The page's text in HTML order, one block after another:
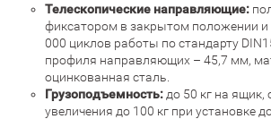
Телескопические направляющие:
фиксатором в закрытом положении и
000 циклов работы по стандарту
профиля направляющих – 45,7 мм,
оцинкованная сталь.
Грузоподъемность: до 50 кг на
увеличения до 100 кг при установке